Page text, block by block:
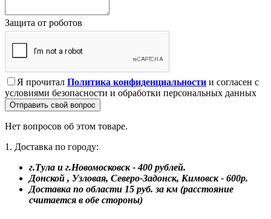
Защита от роботов
Я прочитал Политика конфиденциальности и согласен с
условиями безопасности и обработки персональных данных
Отправить свой вопрос
Нет вопросов об этом товаре.
1. Доставка по городу:
г.Тула и г.Новомосковск - 400 рублей.
Донской , Узловая, Северо-Задонск, Кимовск - 600р.
Доставка по области 15 руб. за км (расстояние
считается в обе стороны)